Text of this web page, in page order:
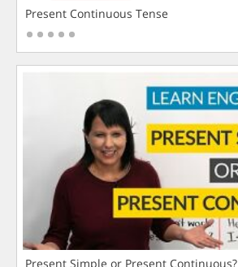
Present Continuous Tense
Present Simple or Present Continuous?